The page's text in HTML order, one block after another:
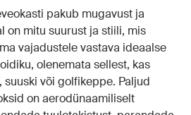
pakub mugavust ja
on mitu suurust ja stiili, mis
vajadustele vastava ideaalse
olenemata sellest, kas
või golfikeppe. Paljud
on aerodünaamiliselt